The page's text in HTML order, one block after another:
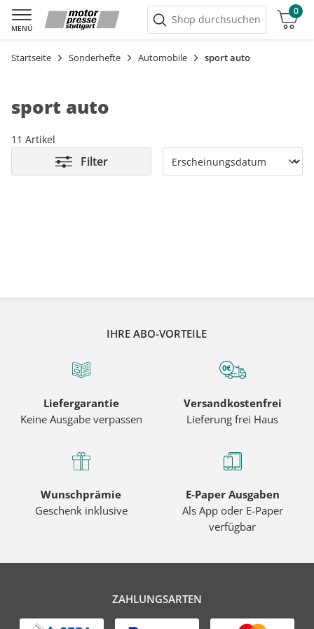
MENÜ
Shop durchsuchen
0
Warenkorb
Startseite Sonderhefte Automobile sport auto
sport auto
11 Artikel
Filter
IHRE ABO-VORTEILE
Liefergarantie
Keine Ausgabe verpassen
Versandkostenfrei
Lieferung frei Haus
Wunschprämie
Geschenk inklusive
E-Paper Ausgaben
Als App oder E-Paper
verfügbar
ZAHLUNGSARTEN